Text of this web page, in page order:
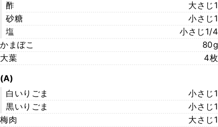
酢
大さじ1
砂糖
小さじ1
塩
小さじ1/4
かまぼこ
80g
大葉
4枚
(A)
白いりごま
小さじ1
黒いりごま
小さじ1
梅肉
大さじ1